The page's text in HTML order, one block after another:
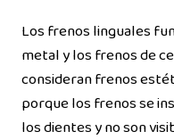
Los frenos linguales
metal y los frenos de
consideran frenos
porque los frenos se
los dientes y no son